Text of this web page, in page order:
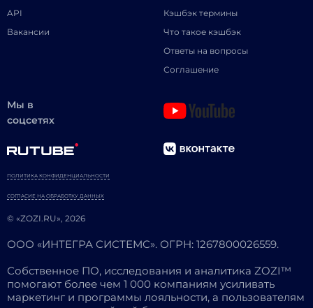
API
Вакансии
Кэшбэк термины
Что такое кэшбэк
Ответы на вопросы
Соглашение
Мы в
соцсетях
© «ZOZI.RU», 2026
ПОЛИТИКА КОНФИДЕНЦИАЛЬНОСТИ
СОГЛАСИЕ НА ОБРАБОТКУ ДАННЫХ
ООО «ИНТЕГРА СИСТЕМС». ОГРН: 1267800026559.
Собственное ПО, исследования и аналитика ZOZI™
помогают более чем 1 000 компаниям усиливать
маркетинг и программы лояльности, а пользователям